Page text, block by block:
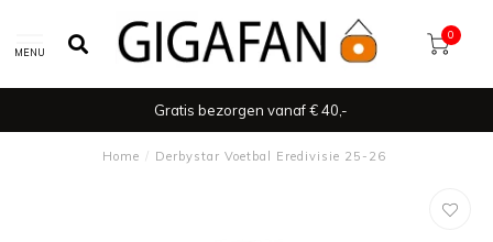
MENU
0
Gratis bezorgen vanaf € 40,-
Home / Derbystar Voetbal Eredivisie 25-26